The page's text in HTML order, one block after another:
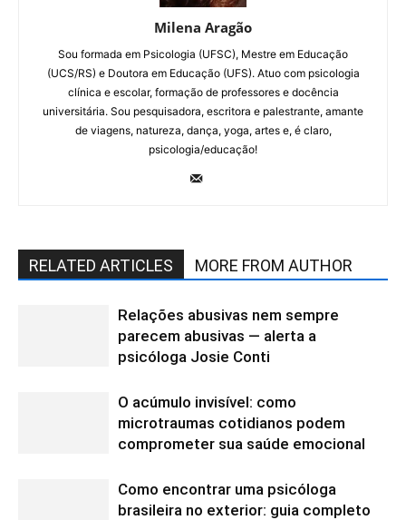
Milena Aragão
Sou formada em Psicologia (UFSC), Mestre em Educação
(UCS/RS) e Doutora em Educação (UFS). Atuo com psicologia
clínica e escolar, formação de professores e docência
universitária. Sou pesquisadora, escritora e palestrante, amante
de viagens, natureza, dança, yoga, artes e, é claro,
psicologia/educação!
RELATED ARTICLES MORE FROM AUTHOR
Relações abusivas nem sempre
parecem abusivas — alerta a
psicóloga Josie Conti
O acúmulo invisível: como
microtraumas cotidianos podem
comprometer sua saúde emocional
Como encontrar uma psicóloga
brasileira no exterior: guia completo